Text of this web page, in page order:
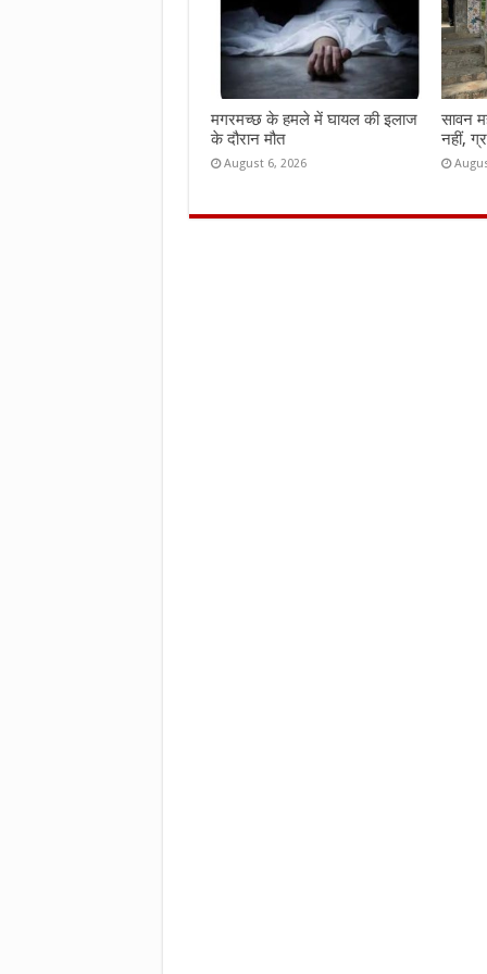
मगरमच्छ के हमले में घायल की इलाज
के दौरान मौत
August 6, 2026
सावन
नहीं,